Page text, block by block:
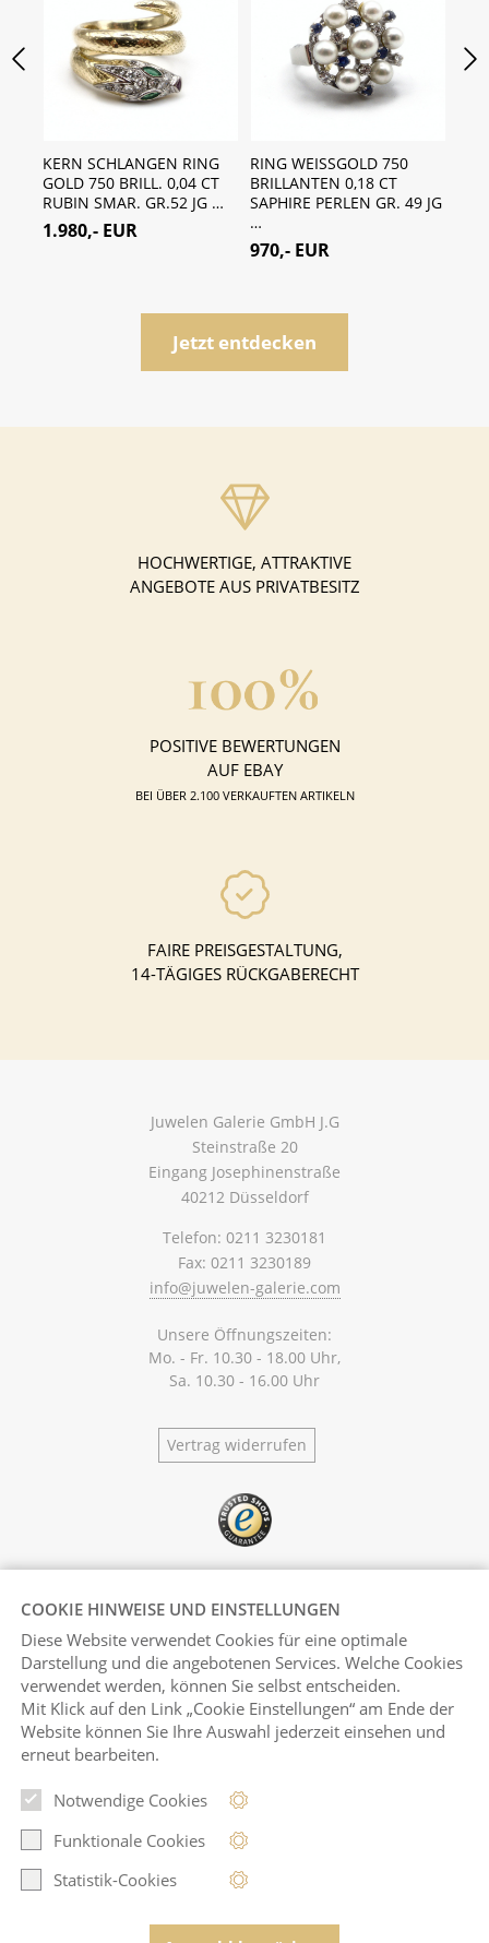
KERN SCHLANGEN RING
GOLD 750 BRILL. 0,04 CT
RUBIN SMAR. GR.52 JG …
1.980,- EUR
RING WEISSGOLD 750
BRILLANTEN 0,18 CT
SAPHIRE PERLEN GR. 49 JG
…
970,- EUR
Jetzt entdecken
HOCHWERTIGE, ATTRAKTIVE
ANGEBOTE AUS PRIVATBESITZ
POSITIVE BEWERTUNGEN
AUF EBAY
BEI ÜBER 2.100 VERKAUFTEN ARTIKELN
FAIRE PREISGESTALTUNG,
14-TÄGIGES RÜCKGABERECHT
Juwelen Galerie GmbH J.G
Steinstraße 20
Eingang Josephinenstraße
40212 Düsseldorf
Telefon: 0211 3230181
Fax: 0211 3230189
info@juwelen-galerie.com
Unsere Öffnungszeiten:
Mo. - Fr. 10.30 - 18.00 Uhr,
Sa. 10.30 - 16.00 Uhr
© Juwelen Galerie 2026
PinterestInstagram
Vertrag widerrufen
COOKIE HINWEISE UND EINSTELLUNGEN
Diese Website verwendet Cookies für eine optimale
Darstellung und die angebotenen Services. Welche Cookies
verwendet werden, können Sie selbst entscheiden.
Mit Klick aufden Link „Cookie Einstellungen“ am Ende der
Website können Sie Ihre Auswahl jederzeit einsehen und
erneut bearbeiten.
Notwendige Cookies
Funktionale Cookies
Statistik-Cookies